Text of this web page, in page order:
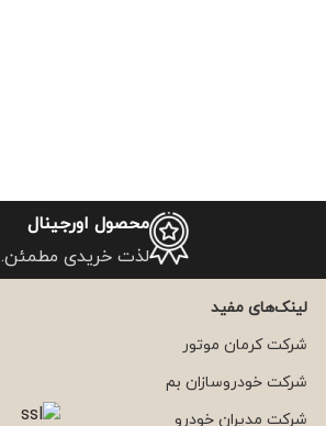
محصول اورجینال
لذت خریدی مطمئن.
لینک‌های مفید
شرکت کرمان موتور
شرکت خودروسازان بم
شرکت مدیران خودرو